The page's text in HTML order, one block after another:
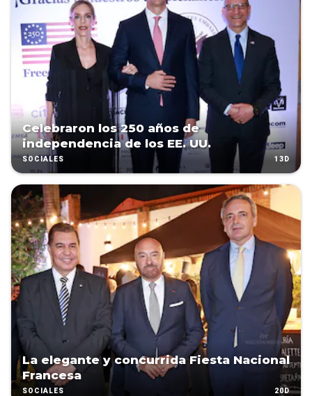
Celebraron los 250 años de
independencia de los EE. UU.
SOCIALES 13D
La elegante y concurrida Fiesta Nacional
Francesa
SOCIALES 20D